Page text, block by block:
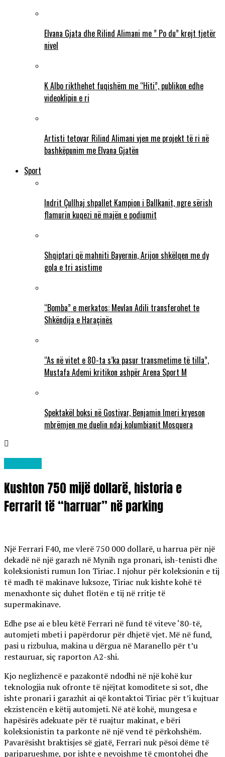
Elvana Gjata dhe Rilind Alimani me ” Po du” krejt tjetër
nivel
K Albo rikthehet fuqishëm me “Hiti”, publikon edhe
videoklipin e ri
Artisti tetovar Rilind Alimani vjen me projekt të ri në
bashkëpunim me Elvana Gjatën
Sport
Indrit Çullhaj shpallet Kampion i Ballkanit, ngre sërish
flamurin kuqezi në majën e podiumit
Shqiptari që mahniti Bayernin, Arijon shkëlqen me dy
gola e tri asistime
“Bomba” e merkatos: Mevlan Adili transferohet te
Shkëndija e Haraçinës
“As në vitet e 80-ta s’ka pasur transmetime të tilla”,
Mustafa Ademi kritikon ashpër Arena Sport M
Spektakël boksi në Gostivar, Benjamin Imeri kryeson
mbrëmjen me duelin ndaj kolumbianit Mosquera
Kushton 750 mijë dollarë, historia e
Ferrarit të “harruar” në parking
Një Ferrari F40, me vlerë 750 000 dollarë, u harrua për një
dekadë në një garazh në Mynih nga pronari, ish-tenisti dhe
koleksionisti rumun Ion Tiriac. I njohur për koleksionin e tij
të madh të makinave luksoze, Tiriac nuk kishte kohë të
menaxhonte siç duhet flotën e tij në rritje të
supermakinave.
Edhe pse ai e bleu këtë Ferrari në fund të viteve ‘80-të,
automjeti mbeti i papërdorur për dhjetë vjet. Më në fund,
pasi u rizbulua, makina u dërgua në Maranello për t’u
restauruar, siç raporton A2-shi.
Kjo neglizhencë e pazakontë ndodhi në një kohë kur
teknologjia nuk ofronte të njëjtat komoditete si sot, dhe
ishte pronari i garazhit ai që kontaktoi Tiriac për t’i kujtuar
ekzistencën e këtij automjeti. Në atë kohë, mungesa e
hapësirës adekuate për të ruajtur makinat, e bëri
koleksionistin ta parkonte në një vend të përkohshëm.
Pavarësisht braktisjes së gjatë, Ferrari nuk pësoi dëme të
pariparueshme, por ishte e nevojshme të çmontohej dhe